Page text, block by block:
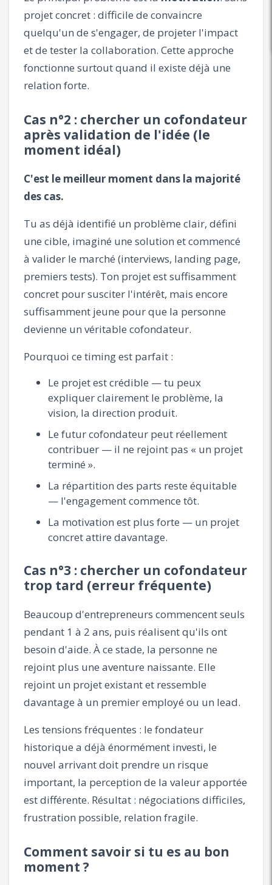
projet concret : difficile de convaincre
quelqu'un de s'engager, de projeter l'impact
et de tester la collaboration. Cette approche
fonctionne surtout quand il existe déjà une
relation forte.
Cas n°2 : chercher un cofondateur
après validation de l'idée (le
moment idéal)
C'est le meilleur moment dans la majorité
des cas.
Tu as déjà identifié un problème clair, défini
une cible, imaginé une solution et commencé
à valider le marché (interviews, landing page,
premiers tests). Ton projet est suffisamment
concret pour susciter l'intérêt, mais encore
suffisamment jeune pour que la personne
devienne un véritable cofondateur.
Pourquoi ce timing est parfait :
Le projet est crédible — tu peux
expliquer clairement le problème, la
vision, la direction produit.
Le futur cofondateur peut réellement
contribuer — il ne rejoint pas « un projet
terminé ».
La répartition des parts reste équitable
— l'engagement commence tôt.
La motivation est plus forte — un projet
concret attire davantage.
Cas n°3 : chercher un cofondateur
trop tard (erreur fréquente)
Beaucoup d'entrepreneurs commencent seuls
pendant 1 à 2 ans, puis réalisent qu'ils ont
besoin d'aide. À ce stade, la personne ne
rejoint plus une aventure naissante. Elle
rejoint un projet existant et ressemble
davantage à un premier employé ou un lead.
Les tensions fréquentes : le fondateur
historique a déjà énormément investi, le
nouvel arrivant doit prendre un risque
important, la perception de la valeur apportée
est différente. Résultat : négociations difficiles,
frustration possible, relation fragile.
Comment savoir si tu es au bon
moment ?